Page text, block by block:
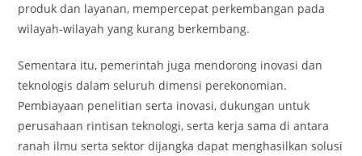
produk dan layanan, mempercepat perkembangan pada
wilayah-wilayah yang kurang berkembang.
Sementara itu, pemerintah juga mendorong inovasi dan
teknologis dalam seluruh dimensi perekonomian.
Pembiayaan penelitian serta inovasi, dukungan untuk
perusahaan rintisan teknologi, serta kerja sama di antara
ranah ilmu serta sektor dijangka dapat menghasilkan solusi